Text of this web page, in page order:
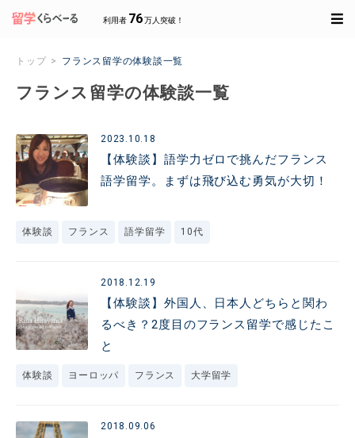
利用者 76万人突破！
トップ フランス留学の体験談一覧
フランス留学の体験談一覧
2023.10.18
【体験談】語学力ゼロで挑んだフランス
語学留学。まずは飛び込む勇気が大切！
体験談 フランス 語学留学 10代
2018.12.19
【体験談】外国人、日本人どちらと関わ
るべき？2度目のフランス留学で感じたこ
と
体験談 ヨーロッパ フランス 大学留学
2018.09.06